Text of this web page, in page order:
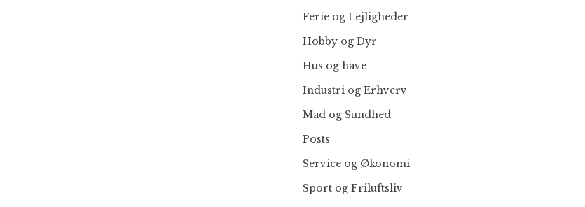
Ferie og Lejligheder
Hobby og Dyr
Hus og have
Industri og Erhverv
Mad og Sundhed
Posts
Service og Økonomi
Sport og Friluftsliv